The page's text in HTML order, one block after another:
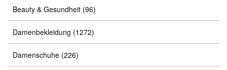
Beauty & Gesundheit (96)
Damenbekleidung (1272)
Damenschuhe (226)